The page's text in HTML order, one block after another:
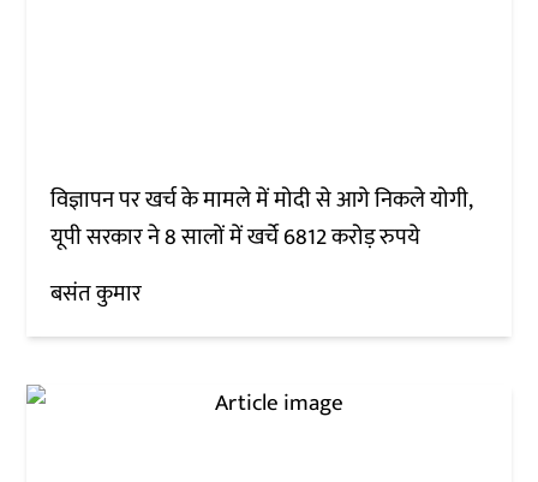
विज्ञापन पर खर्च के मामले में मोदी से आगे निकले योगी,
यूपी सरकार ने 8 सालों में खर्चे 6812 करोड़ रुपये
बसंत कुमार